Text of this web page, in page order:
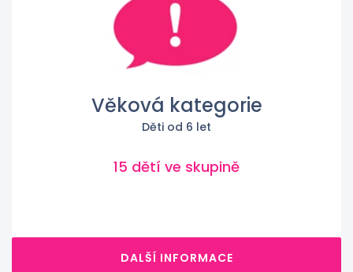
Věková kategorie
Děti od 6 let
15 dětí ve skupině
DALŠÍ INFORMACE